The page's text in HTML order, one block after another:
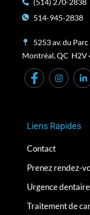
514-945-2838
5253 av. du
Montréal, QC H2V
Liens Rapides
Contact
Prenez rendez-
Urgence dentaire
Traitement de